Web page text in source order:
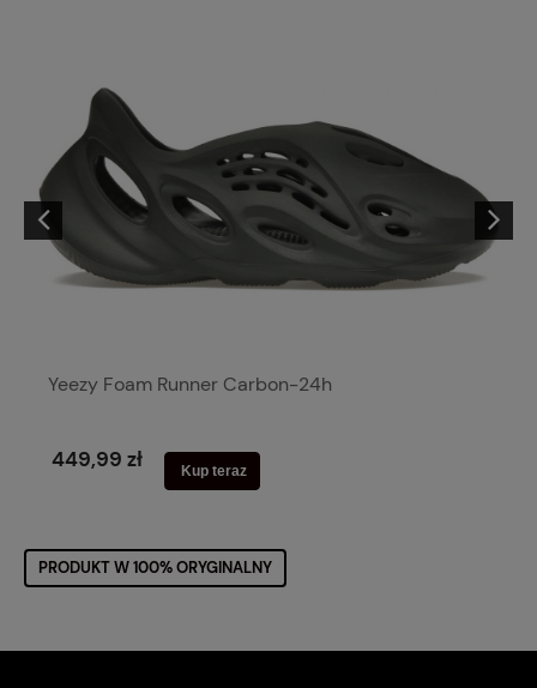
Yeezy Foam Runner Carbon-24h
449,99 zł Kup teraz
PRODUKT W 100% ORYGINALNY